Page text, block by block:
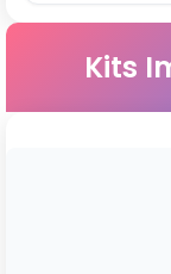
Kits